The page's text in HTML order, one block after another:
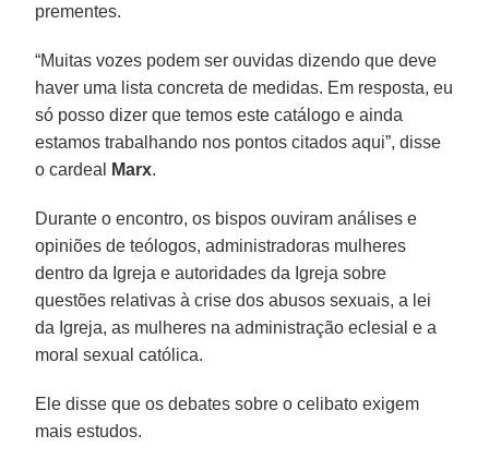
prementes.
“Muitas vozes podem ser ouvidas dizendo que deve
haver uma lista concreta de medidas. Em resposta, eu
só posso dizer que temos este catálogo e ainda
estamos trabalhando nos pontos citados aqui”, disse
o cardeal
Marx.
Durante o encontro, os bispos ouviram análises e
opiniões de teólogos, administradoras mulheres
dentro da Igreja e autoridades da Igreja sobre
questões relativas à crise dos abusos sexuais, a lei
da Igreja, as mulheres na administração eclesial e a
moral sexual católica.
Ele disse que os debates sobre o celibato exigem
mais estudos.